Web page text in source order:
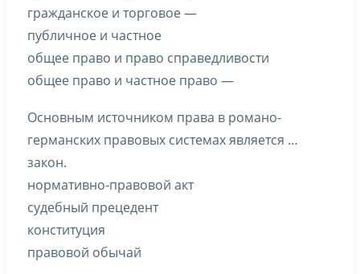
гражданское и торговое —
публичное и частное
общее право и право справедливости
общее право и частное право —
Основным источником права в романо-
германских правовых системах является …
закон.
нормативно-правовой акт
судебный прецедент
конституция
правовой обычай